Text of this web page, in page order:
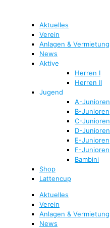
Aktuelles
Verein
Anlagen & Vermietung
News
Aktive
Herren I
Herren II
Jugend
A-Junioren
B-Junioren
C-Junioren
D-Junioren
E-Junioren
F-Junioren
Bambini
Shop
Lattencup
Aktuelles
Verein
Anlagen & Vermietung
News